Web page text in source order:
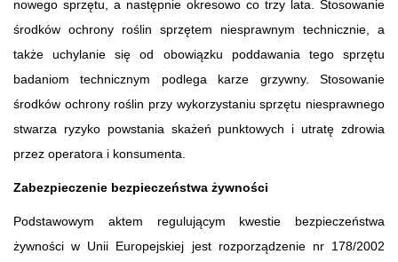
nowego sprzętu, a następnie okresowo co trzy lata. Stosowanie
środków ochrony roślin sprzętem niesprawnym technicznie, a
także uchylanie się od obowiązku poddawania tego sprzętu
badaniom technicznym podlega karze grzywny. Stosowanie
środków ochrony roślin przy wykorzystaniu sprzętu niesprawnego
stwarza ryzyko powstania skażeń punktowych i utratę zdrowia
przez operatora i konsumenta.
Zabezpieczenie bezpieczeństwa żywności
Podstawowym aktem regulującym kwestie bezpieczeństwa
żywności w Unii Europejskiej jest rozporządzenie nr 178/2002